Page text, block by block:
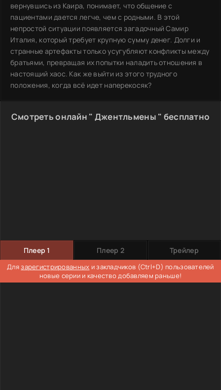
вернувшись из Каира, понимает, что общение с
пациентами дается легче, чем с родными. В этой
непростой ситуации появляется загадочный Самир
Италия, который требует крупную сумму денег. Долги и
странные артефакты только усугубляют конфликты между
братьями, превращая их попытки наладить отношения в
настоящий хаос. Как же выйти из этого трудного
положения, когда всё идет наперекосяк?
Смотреть онлайн " Джентльмены " бесплатно
Плеер 1 Плеер 2 Трейлер
Длязарегистрированных и закладчиков (Ctrl+D) пользователей
новые серии и качество добавляем раньше!